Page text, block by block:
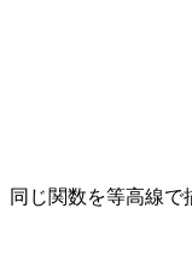
同じ関数を等高線で